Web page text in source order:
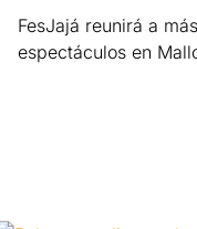
FesJajá reunirá a
espectáculos en